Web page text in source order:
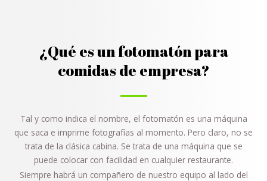
¿Qué es un fotomatón para
comidas de empresa?
Tal y como indica el nombre, el fotomatón es una máquina
que saca e imprime fotografías al momento. Pero claro, no se
trata de la clásica cabina. Se trata de una máquina que se
puede colocar con facilidad en cualquier restaurante.
Siempre habrá un compañero de nuestro equipo al lado del